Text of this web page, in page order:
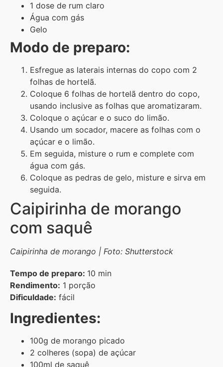
1 dose de rum claro
Água com gás
Gelo
Modo de preparo:
Esfregue as laterais internas do copo com 2
folhas de hortelã.
Coloque 6 folhas de hortelã dentro do copo,
usando inclusive as folhas que aromatizaram.
Coloque o açúcar e o suco do limão.
Usando um socador, macere as folhas com o
açúcar e o limão.
Em seguida, misture o rum e complete com
água com gás.
Coloque as pedras de gelo, misture e sirva em
seguida.
Caipirinha de morango
com saquê
Caipirinha de morango | Foto: Shutterstock
Tempo de preparo: 10 min
Rendimento: 1 porção
Dificuldade: fácil
Ingredientes:
100g de morango picado
2 colheres (sopa) de açúcar
100ml de saquê